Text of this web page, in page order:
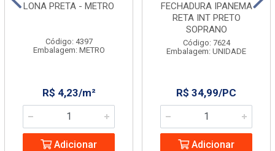
LONA PRETA - METRO
Código: 4397
Embalagem: METRO
R$ 4,23/m²
Adicionar
FECHADURA IPANEMA
RETA INT PRETO
SOPRANO
Código: 7624
Embalagem: UNIDADE
R$ 34,99/PC
Adicionar